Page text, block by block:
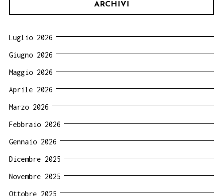
ARCHIVI
Luglio 2026
Giugno 2026
Maggio 2026
Aprile 2026
Marzo 2026
Febbraio 2026
Gennaio 2026
Dicembre 2025
Novembre 2025
Ottobre 2025